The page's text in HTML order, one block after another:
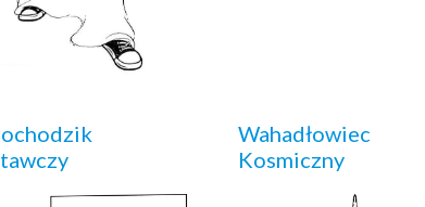
Wahadłowiec
Kosmiczny